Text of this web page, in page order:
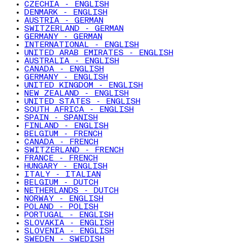
CZECHIA - ENGLISH
DENMARK - ENGLISH
AUSTRIA - GERMAN
SWITZERLAND - GERMAN
GERMANY - GERMAN
INTERNATIONAL - ENGLISH
UNITED ARAB EMIRATES - ENGLISH
AUSTRALIA - ENGLISH
CANADA - ENGLISH
GERMANY - ENGLISH
UNITED KINGDOM - ENGLISH
NEW ZEALAND - ENGLISH
UNITED STATES - ENGLISH
SOUTH AFRICA - ENGLISH
SPAIN - SPANISH
FINLAND - ENGLISH
BELGIUM - FRENCH
CANADA - FRENCH
SWITZERLAND - FRENCH
FRANCE - FRENCH
HUNGARY - ENGLISH
ITALY - ITALIAN
BELGIUM - DUTCH
NETHERLANDS - DUTCH
NORWAY - ENGLISH
POLAND - POLISH
PORTUGAL - ENGLISH
SLOVAKIA - ENGLISH
SLOVENIA - ENGLISH
SWEDEN - SWEDISH